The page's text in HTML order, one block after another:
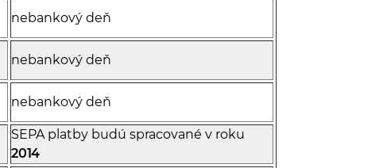
nebankový deň
nebankový deň
nebankový deň
SEPA platby budú spracované v roku
2014